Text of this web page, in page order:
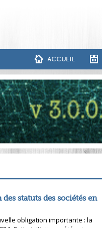
ACCUEIL
statuts des sociétés en
obligation importante : la